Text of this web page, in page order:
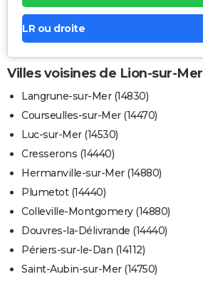
LR ou droite
Villes voisines de Lion-sur-Mer
Langrune-sur-Mer (14830)
Courseulles-sur-Mer (14470)
Luc-sur-Mer (14530)
Cresserons (14440)
Hermanville-sur-Mer (14880)
Plumetot (14440)
Colleville-Montgomery (14880)
Douvres-la-Délivrande (14440)
Périers-sur-le-Dan (14112)
Saint-Aubin-sur-Mer (14750)